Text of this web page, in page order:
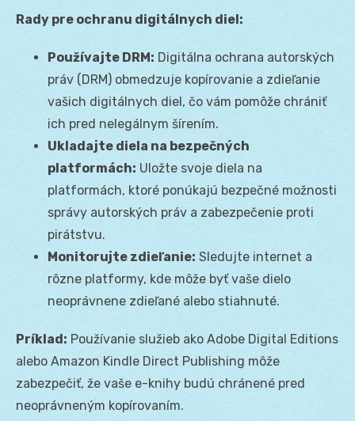
Rady pre ochranu digitálnych diel:
Používajte DRM: Digitálna ochrana autorských
práv (DRM) obmedzuje kopírovanie a zdieľanie
vašich digitálnych diel, čo vám pomôže chrániť
ich pred nelegálnym šírením.
Ukladajte diela na bezpečných
platformách: Uložte svoje diela na
platformách, ktoré ponúkajú bezpečné možnosti
správy autorských práv a zabezpečenie proti
pirátstvu.
Monitorujte zdieľanie: Sledujte internet a
rôzne platformy, kde môže byť vaše dielo
neoprávnene zdieľané alebo stiahnuté.
Príklad: Používanie služieb ako Adobe Digital Editions
alebo Amazon Kindle Direct Publishing môže
zabezpečiť, že vaše e-knihy budú chránené pred
neoprávneným kopírovaním.